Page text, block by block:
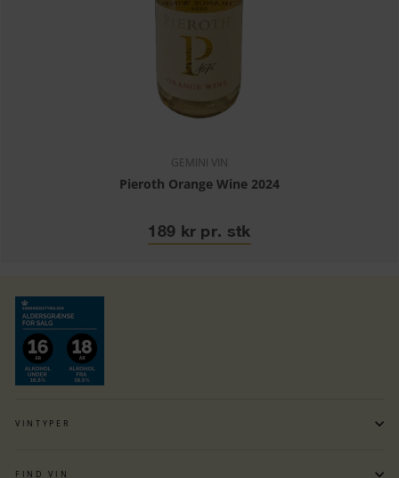
GEMINI VIN
Pieroth Orange Wine 2024
189 kr pr. stk
VINTYPER
FIND VIN